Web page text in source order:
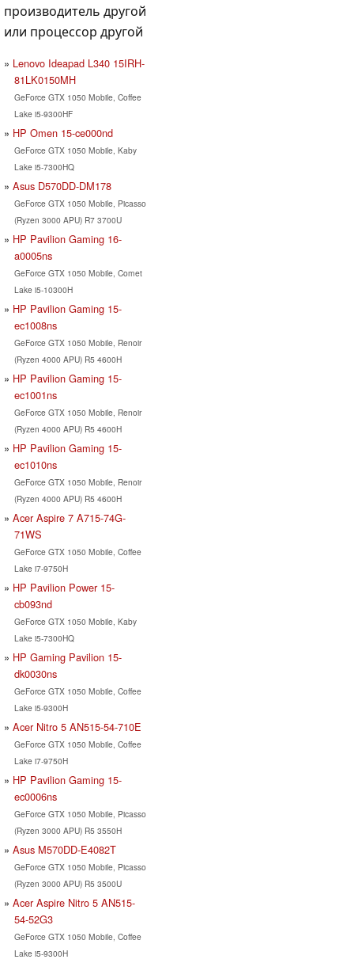
производитель другой
или процессор другой
Lenovo Ideapad L340 15IRH-
81LK0150MH
GeForce GTX 1050 Mobile, Coffee
Lake i5-9300HF
HP Omen 15-ce000nd
GeForce GTX 1050 Mobile, Kaby
Lake i5-7300HQ
Asus D570DD-DM178
GeForce GTX 1050 Mobile, Picasso
(Ryzen 3000 APU) R7 3700U
HP Pavilion Gaming 16-
a0005ns
GeForce GTX 1050 Mobile, Comet
Lake i5-10300H
HP Pavilion Gaming 15-
ec1008ns
GeForce GTX 1050 Mobile, Renoir
(Ryzen 4000 APU) R5 4600H
HP Pavilion Gaming 15-
ec1001ns
GeForce GTX 1050 Mobile, Renoir
(Ryzen 4000 APU) R5 4600H
HP Pavilion Gaming 15-
ec1010ns
GeForce GTX 1050 Mobile, Renoir
(Ryzen 4000 APU) R5 4600H
Acer Aspire 7 A715-74G-
71WS
GeForce GTX 1050 Mobile, Coffee
Lake i7-9750H
HP Pavilion Power 15-
cb093nd
GeForce GTX 1050 Mobile, Kaby
Lake i5-7300HQ
HP Gaming Pavilion 15-
dk0030ns
GeForce GTX 1050 Mobile, Coffee
Lake i5-9300H
Acer Nitro 5 AN515-54-710E
GeForce GTX 1050 Mobile, Coffee
Lake i7-9750H
HP Pavilion Gaming 15-
ec0006ns
GeForce GTX 1050 Mobile, Picasso
(Ryzen 3000 APU) R5 3550H
Asus M570DD-E4082T
GeForce GTX 1050 Mobile, Picasso
(Ryzen 3000 APU) R5 3500U
Acer Aspire Nitro 5 AN515-
54-52G3
GeForce GTX 1050 Mobile, Coffee
Lake i5-9300H